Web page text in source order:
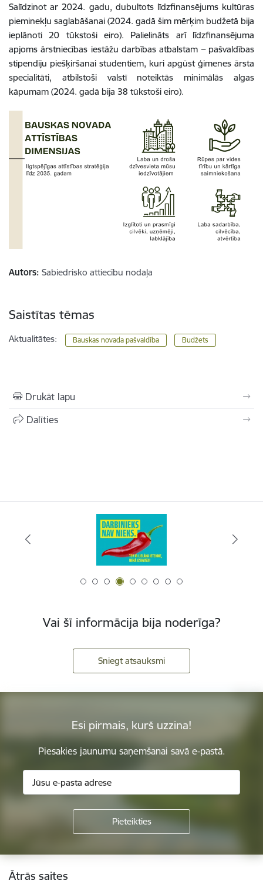
Salīdzinot ar 2024. gadu, dubultots līdzfinansējums kultūras
pieminekļu saglabāšanai (2024. gadā šim mērķim budžetā bija
ieplānoti 20 tūkstoši eiro). Palielināts arī līdzfinansējuma
apjoms ārstniecības iestāžu darbības atbalstam – pašvaldības
stipendiju piešķiršanai studentiem, kuri apgūst ģimenes ārsta
specialitāti, atbilstoši valstī noteiktās minimālās algas
kāpumam (2024. gadā bija 38 tūkstoši eiro).
Autors: Sabiedrisko attiecību nodaļa
Saistītas tēmas
Aktualitātes: Bauskas novada pašvaldība Budžets
Drukāt lapu
Dalīties
Vai šī informācija bija noderīga?
Sniegt atsauksmi
Esi pirmais, kurš uzzina!
Piesakies jaunumu saņemšanai savā e-pastā.
Kājene
Ātrās saites